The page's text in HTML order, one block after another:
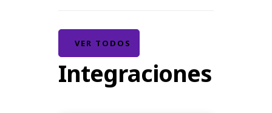
VER TODOS
Integraciones